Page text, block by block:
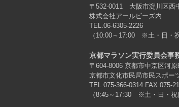
〒532-0011 大阪市淀川区西
株式会社アールビーズ内
TEL.06-6305-2226
（10:00～17:00 ※土・日・
京都マラソン実行委員会事
〒604-8006 京都市中京区河
京都市文化市民局市民スポー
TEL 075-366-0314 FAX 075-
（8:45～17:30 ※土・日・祝